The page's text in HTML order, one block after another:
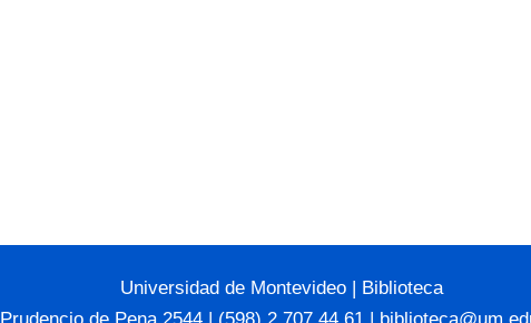
Universidad de Montevideo | Biblioteca